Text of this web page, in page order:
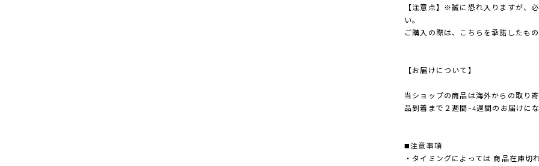
【注意点】※誠に恐れ入りますが、
い。
ご購入の際は、こちらを承諾したも
【お届けについて】
当ショップの商品は海外からの取り
品到着まで２週間~4週間のお届けにな
◼️注意事項
・タイミングによっては 商品在庫切